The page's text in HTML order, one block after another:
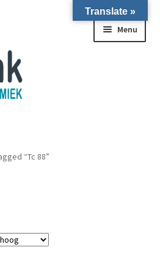
Menu
“Tc 88”
op prijs: laag naar hoog
Translate »